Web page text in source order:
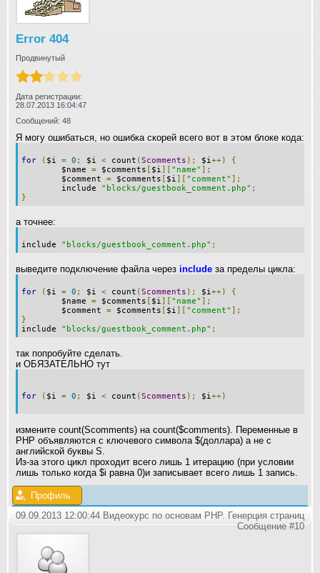
Error 404
Продвинутый
Дата регистрации:
28.07.2013 16:04:47
Сообщений: 48
Я могу ошибаться, но ошибка скорей всего вот в этом блоке кода:
for ( $i = 0 ; $i < count ( Scomments ); $i++)
{
$name = $comments $i "name"
];
$comment = $comments $i "comment"
];
include "blocks/guestbook_comment.php" ;
}
а точнее:
include "blocks/guestbook_comment.php" ;
выведите подключение файла через include за пределы цикла:
for ( $i = 0 ; $i < count ( Scomments ); $i++)
{
$name = $comments $i "name"
];
$comment = $comments $i "comment"
];
}
include "blocks/guestbook_comment.php" ;
так попробуйте сделать.
и ОБЯЗАТЕЛЬНО тут
for ( $i = 0 ; $i < count ( Scomments ); $i++)
измените count(Scomments) на count($comments). Переменные в
PHP объявляются с ключевого символа $(доллара) а не с
английской буквы S.
Из-за этого цикл проходит всего лишь 1 итерацию (при условии
лишь только когда $i равна 0)и записывает всего лишь 1 запись.
Профиль
09.09.2013 12:00:44 Видеокурс по основам PHP. Генерция страниц
Сообщение #10